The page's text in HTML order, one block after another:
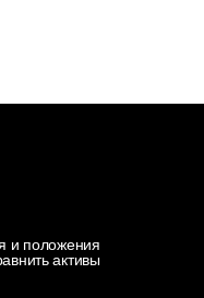
и положения
активы